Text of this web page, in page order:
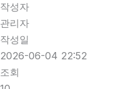
작성자
관리자
작성일
2026-06-04 22:52
조회